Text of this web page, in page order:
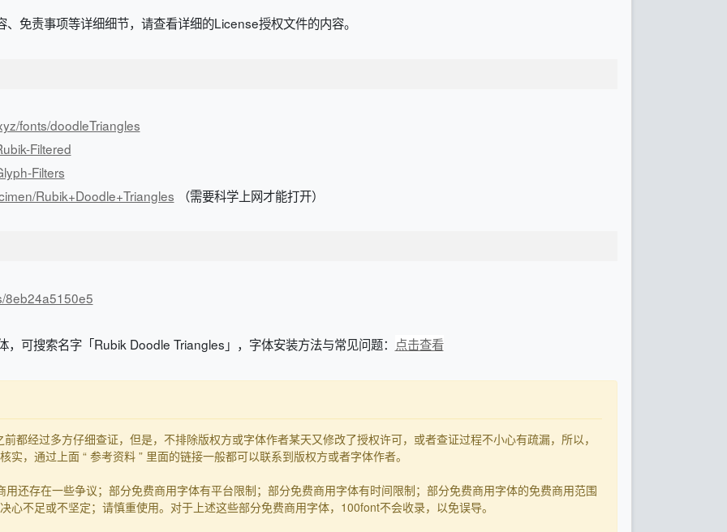
、免责事项等详细细节，请查看详细的License授权文件的内容。
fonts/doodleTriangles
Filtered
Filters
Rubik+Doodle+Triangles （需要科学上网才能打开）
8eb24a5150e5
可搜索名字「Rubik Doodle Triangles」，字体安装方法与常见问题： 点击查看
都经过多方仔细查证，但是，不排除版权方或字体作者某天又修改了授权许可，或者查证过程不小心有疏漏，所以，
，通过上面 “ 参考资料 ” 里面的链接一般都可以联系到版权方或者字体作者。
还存在一些争议；部分免费商用字体有平台限制；部分免费商用字体有时间限制；部分免费商用字体的免费商用范围
心不足或不坚定；请慎重使用。对于上述这些部分免费商用字体，100font不会收录，以免误导。